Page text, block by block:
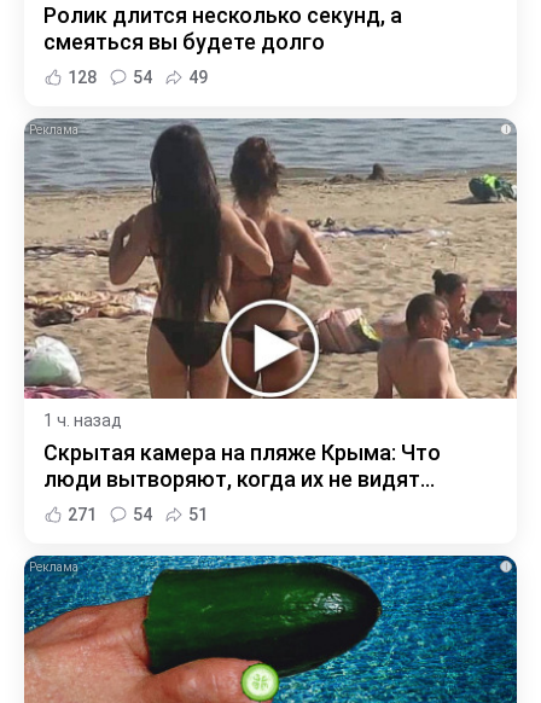
Ролик длится несколько секунд, а
смеяться вы будете долго
128 54 49
i
1 ч. назад
Скрытая камера на пляже Крыма: Что
люди вытворяют, когда их не видят...
271 54 51
i